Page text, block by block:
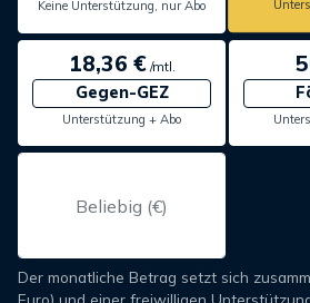
Keine Unterstützung, nur Abo
18,36 €/mtl.
Gegen-GEZ
Unterstützung + Abo
Der monatliche Betrag setzt sich
Euro) und einer freiwilligen